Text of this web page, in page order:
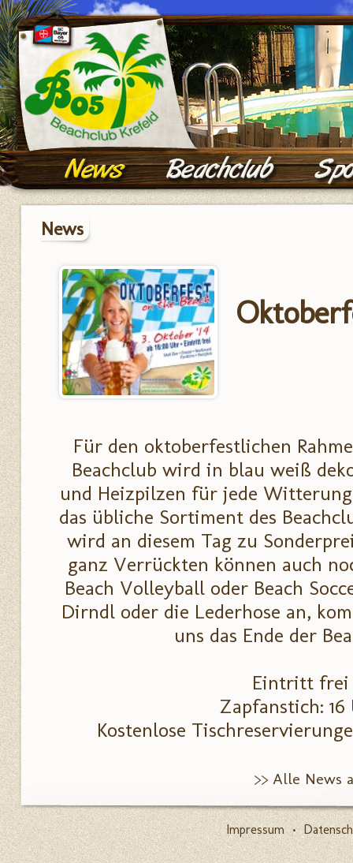
News
Für den oktoberfestlichen
Beachclub wird in blau weiß
und Heizpilzen für jede
das übliche Sortiment des
wird an diesem Tag zu
ganz Verrückten können auch
Beach Volleyball oder Beach
Dirndl oder die Lederhose an,
uns das Ende der
Eintritt
Zapfanstich:
Kostenlose
>> Alle News
Impressum •